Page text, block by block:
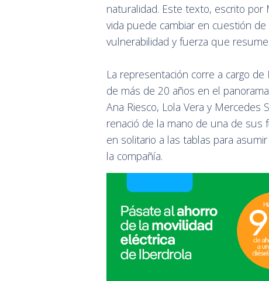
naturalidad. Este texto, escrito por
vida puede cambiar en cuestión
vulnerabilidad y fuerza que
La representación corre a cargo
de más de 20 años en el
Ana Riesco, Lola Vera y Mercedes
renació de la mano de una de sus
en solitario a las tablas para
la compañía.